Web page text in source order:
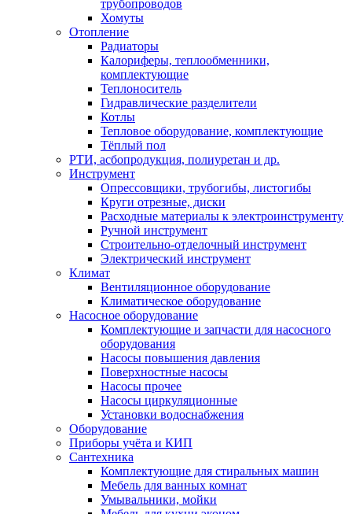
трубопроводов
Хомуты
Отопление
Радиаторы
Калориферы, теплообменники,
комплектующие
Теплоноситель
Гидравлические разделители
Котлы
Тепловое оборудование, комплектующие
Тёплый пол
РТИ, асбопродукция, полиуретан и др.
Инструмент
Опрессовщики, трубогибы, листогибы
Круги отрезные, диски
Расходные материалы к электроинструменту
Ручной инструмент
Строительно-отделочный инструмент
Электрический инструмент
Климат
Вентиляционное оборудование
Климатическое оборудование
Насосное оборудование
Комплектующие и запчасти для насосного
оборудования
Насосы повышения давления
Поверхностные насосы
Насосы прочее
Насосы циркуляционные
Установки водоснабжения
Оборудование
Приборы учёта и КИП
Сантехника
Комплектующие для стиральных машин
Мебель для ванных комнат
Умывальники, мойки